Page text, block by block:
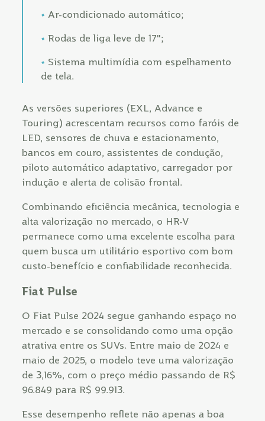
Ar-condicionado automático;
Rodas de liga leve de 17";
Sistema multimídia com espelhamento
de tela.
As versões superiores (EXL, Advance e
Touring) acrescentam recursos como faróis de
LED, sensores de chuva e estacionamento,
bancos em couro, assistentes de condução,
piloto automático adaptativo, carregador por
indução e alerta de colisão frontal.
Combinando eficiência mecânica, tecnologia e
alta valorização no mercado, o HR-V
permanece como uma excelente escolha para
quem busca um utilitário esportivo com bom
custo-benefício e confiabilidade reconhecida.
Fiat Pulse
O Fiat Pulse 2024 segue ganhando espaço no
mercado e se consolidando como uma opção
atrativa entre os SUVs. Entre maio de 2024 e
maio de 2025, o modelo teve uma valorização
de 3,16%, com o preço médio passando de R$
96.849 para R$ 99.913.
Esse desempenho reflete não apenas a boa